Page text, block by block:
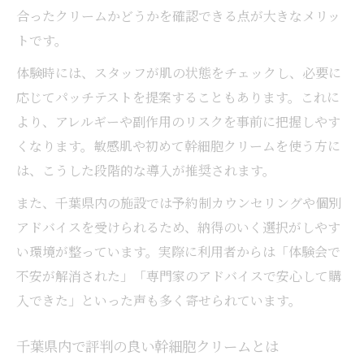
合ったクリームかどうかを確認できる点が大きなメリッ
トです。
体験時には、スタッフが肌の状態をチェックし、必要に
応じてパッチテストを提案することもあります。これに
より、アレルギーや副作用のリスクを事前に把握しやす
くなります。敏感肌や初めて幹細胞クリームを使う方に
は、こうした段階的な導入が推奨されます。
また、千葉県内の施設では予約制カウンセリングや個別
アドバイスを受けられるため、納得のいく選択がしやす
い環境が整っています。実際に利用者からは「体験会で
不安が解消された」「専門家のアドバイスで安心して購
入できた」といった声も多く寄せられています。
千葉県内で評判の良い幹細胞クリームとは